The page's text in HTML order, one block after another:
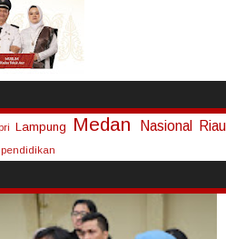
Lampung Medan Nasional Riau
pendidikan